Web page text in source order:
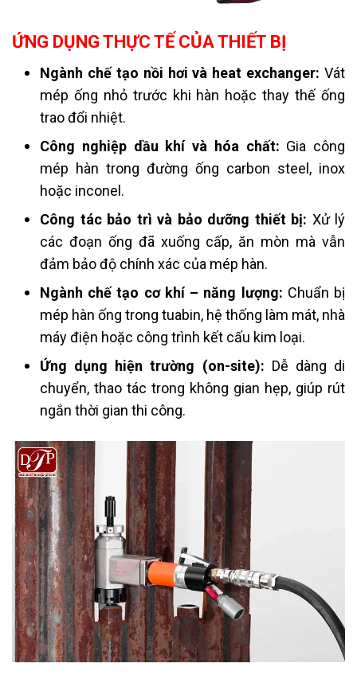
ỨNG DỤNG THỰC TẾ CỦA THIẾT BỊ
Ngành chế tạo nồi hơi và heat exchanger: Vát
mép ống nhỏ trước khi hàn hoặc thay thế ống
trao đổi nhiệt.
Công nghiệp dầu khí và hóa chất: Gia công
mép hàn trong đường ống carbon steel, inox
hoặc inconel.
Công tác bảo trì và bảo dưỡng thiết bị: Xử lý
các đoạn ống đã xuống cấp, ăn mòn mà vẫn
đảm bảo độ chính xác của mép hàn.
Ngành chế tạo cơ khí – năng lượng: Chuẩn bị
mép hàn ống trong tuabin, hệ thống làm mát, nhà
máy điện hoặc công trình kết cấu kim loại.
Ứng dụng hiện trường (on-site): Dễ dàng di
chuyển, thao tác trong không gian hẹp, giúp rút
ngắn thời gian thi công.